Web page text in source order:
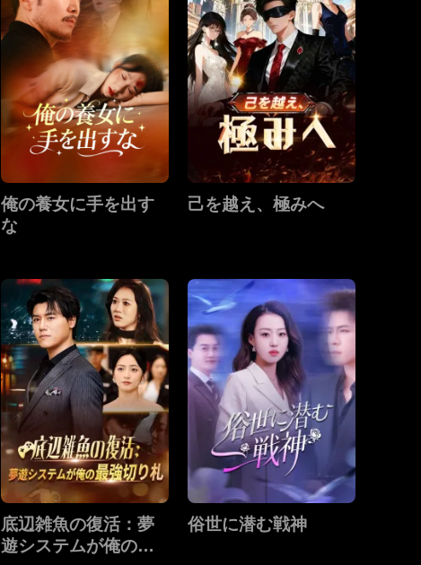
俺の養女に手を出す
な
己を越え、極みへ
底辺雑魚の復活：夢
遊システムが俺の最
俗世に潜む戦神